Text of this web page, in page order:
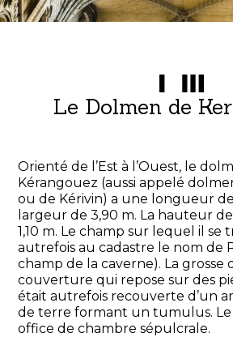
Le Dolmen de
Orienté de l’Est à l’Ouest, le
Kérangouez (aussi appelé
ou de Kérivin) a une longueur
largeur de 3,90 m. La hauteur
1,10 m. Le champ sur lequel il se
autrefois au cadastre le nom de
champ de la caverne). La grosse
couverture qui repose sur des
était autrefois recouverte d’un
de terre formant un tumulus. Le
office de chambre sépulcrale.